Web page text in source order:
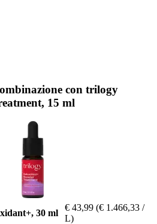
con trilogy
15 ml
30 ml
€ 43,99 (€ 1.466,33 /
L)